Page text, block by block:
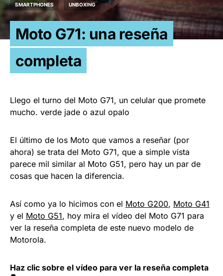
SMARTPHONES UNBOXING
Moto G71: una reseña
completa
Llego el turno del Moto G71, un celular que promete
mucho. verde jade o azul opalo
El último de los Moto que vamos a reseñar (por
ahora) se trata del Moto G71, que a simple vista
parece mil similar al Moto G51, pero hay un par de
cosas que hacen la diferencia.
Así como ya lo hicimos con el Moto G200, Moto G41
y el Moto G51, hoy mira el vídeo del Moto G71 para
ver la reseña completa de este nuevo modelo de
Motorola.
Haz clic sobre el vídeo para ver la reseña completa